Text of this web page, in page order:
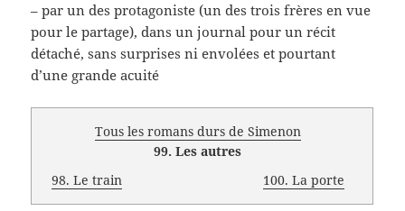
– par un des protagoniste (un des trois frères en vue
pour le partage), dans un journal pour un récit
détaché, sans surprises ni envolées et pourtant
d’une grande acuité
Tous les romans durs de Simenon
99. Les autres
98. Le train
100. La porte